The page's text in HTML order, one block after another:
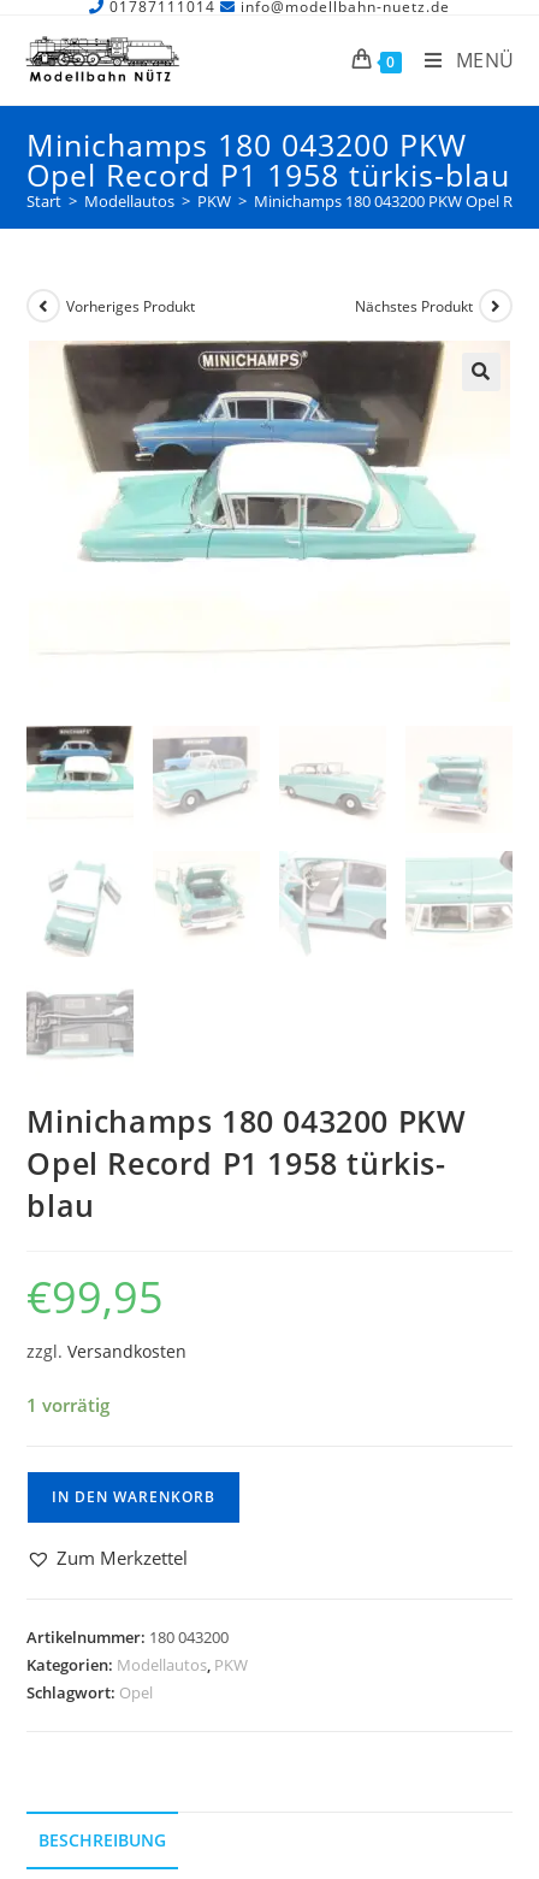
01787111014 info@modellbahn-nuetz.de
0 MENÜ
Minichamps 180 043200 PKW
Opel Record P1 1958 türkis-blau
Start > Modellautos > PKW > Minichamps 180 043200 PKW Opel
Vorheriges Produkt Nächstes Produkt
Minichamps 180 043200 PKW
Opel Record P1 1958 türkis-
blau
€99,95
zzgl.Versandkosten
1 vorrätig
IN DEN WARENKORB
Zum Merkzettel
Artikelnummer: 180 043200
Kategorien: Modellautos, PKW
Schlagwort: Opel
BESCHREIBUNG